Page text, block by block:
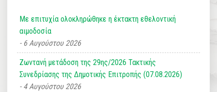
Με επιτυχία ολοκληρώθηκε η έκτακτη εθελοντική
αιμοδοσία
6 Αυγούστου 2026
Ζωντανή μετάδοση της 29ης/2026 Τακτικής
Συνεδρίασης της Δημοτικής Επιτροπής (07.08.2026)
4 Αυγούστου 2026